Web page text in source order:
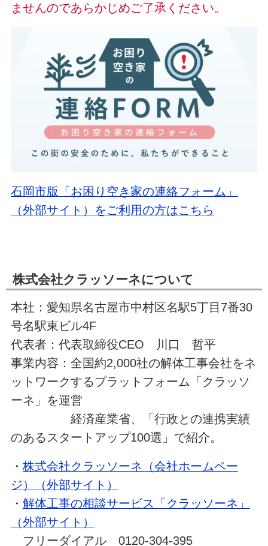
ませんのであらかじめご了承ください。
石岡市版「お困り空き家の連絡フォーム」
（外部サイト）をご利用の方はこちら
株式会社クラッソーネについて
本社：愛知県名古屋市中村区名駅5丁目7番30
号名駅東ビル4F
代表者：代表取締役CEO 川口 哲平
事業内容：全国約2,000社の解体工事会社をネ
ットワークするプラットフォーム「クラッソ
ーネ」を運営
経済産業省、「行政との連携実績
のあるスタートアップ100選」で紹介。
・ 株式会社クラッソーネ（会社ホームペー
ジ）（外部サイト）
・ 解体工事の相談サービス「クラッソーネ」
（外部サイト）
フリーダイアル 0120-304-395